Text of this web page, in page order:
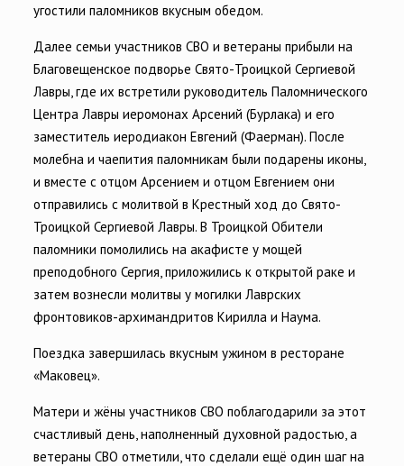
угостили паломников вкусным обедом.
Далее семьи участников СВО и ветераны прибыли на
Благовещенское подворье Свято-Троицкой Сергиевой
Лавры, где их встретили руководитель Паломнического
Центра Лавры иеромонах Арсений (Бурлака) и его
заместитель иеродиакон Евгений (Фаерман). После
молебна и чаепития паломникам были подарены иконы,
и вместе с отцом Арсением и отцом Евгением они
отправились с молитвой в Крестный ход до Свято-
Троицкой Сергиевой Лавры. В Троицкой Обители
паломники помолились на акафисте у мощей
преподобного Сергия, приложились к открытой раке и
затем вознесли молитвы у могилки Лаврских
фронтовиков-архимандритов Кирилла и Наума.
Поездка завершилась вкусным ужином в ресторане
«Маковец».
Матери и жёны участников СВО поблагодарили за этот
счастливый день, наполненный духовной радостью, а
ветераны СВО отметили, что сделали ещё один шаг на